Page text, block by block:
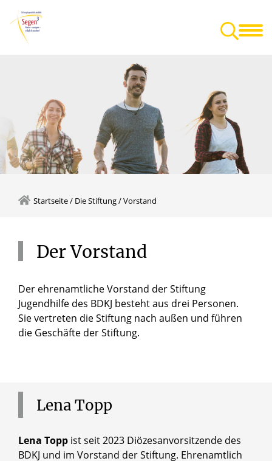
Startseite/ Die Stiftung/Vorstand
DerVorstand
Der ehrenamtliche Vorstand der Stiftung
Jugendhilfe des BDKJ besteht aus drei Personen.
Sie vertreten die Stiftung nach außen und führen
die Geschäfte der Stiftung.
LenaTopp
Lena Topp ist seit 2023 Diözesanvorsitzende des
BDKJ und im Vorstand der Stiftung. Ehrenamtlich